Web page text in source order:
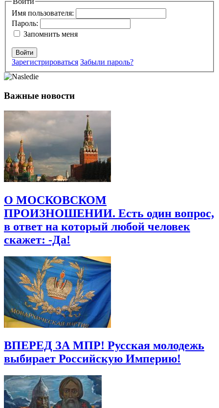
помечены*
Комментарий*
Сайт
Сохранить моё имя, email и адрес сайта в этом браузере для
последующих моих комментариев.
Имя пользователя:
Пароль:
Запомнить меня
Войти
Зарегистрироваться Забыли пароль?
Важные новости
О МОСКОВСКОМ
ПРОИЗНОШЕНИИ. Есть один вопрос,
в ответ на который любой человек
скажет: -Да!
ВПЕРЕД ЗА МПР! Русская молодежь
выбирает Российскую Империю!